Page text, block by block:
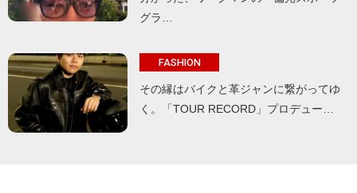
グラ…
FASHION
その縁はバイクと革ジャンに繋がってゆ
く。「TOUR RECORD」プロデュー…